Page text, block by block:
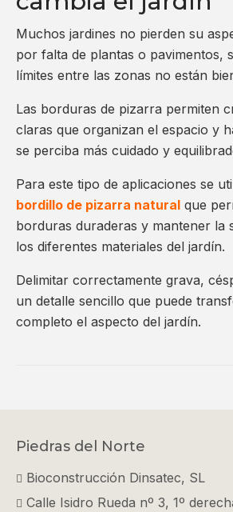
Muchos jardines no pierden su
por falta de plantas o pavimentos,
límites entre las zonas no están
Las borduras de pizarra permiten
claras que organizan el espacio y
se perciba más cuidado y
Para este tipo de aplicaciones se
bordillo de pizarra natural que
borduras duraderas y mantener la
los diferentes materiales del jardín.
Delimitar correctamente grava,
un detalle sencillo que puede
completo el aspecto del jardín.
Piedras del Norte
Bioconstrucción Dinsatec, SL
Calle Isidro Rueda nº 3, 1º